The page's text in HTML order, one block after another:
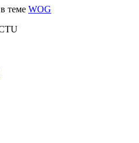
теме WOG